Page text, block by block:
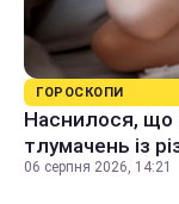
ГОРОСКОПИ
Наснилося, що
тлумачень із
06 серпня 2026, 14:21